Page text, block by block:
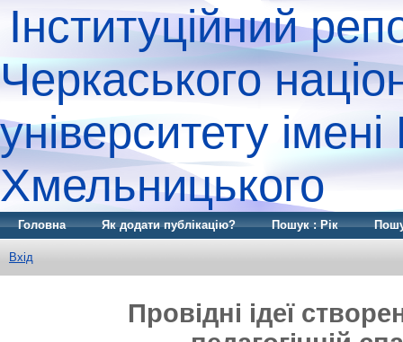
Інституційний
Черкаського
університету
Хмельницького
Головна Як додати публікацію? Пошук : Рік
Вхід
Провідні ідеї